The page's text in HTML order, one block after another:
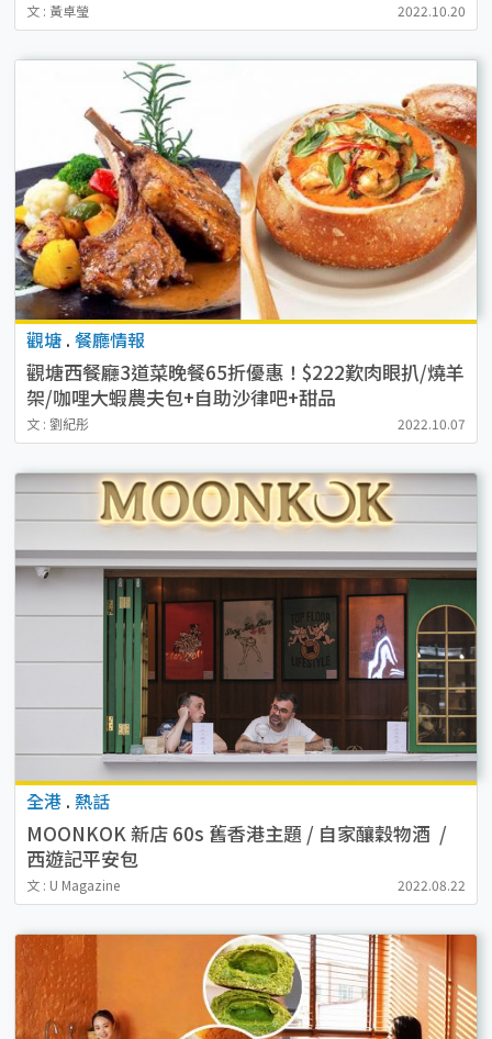
文 : 黃卓瑩 2022.10.20
觀塘 . 餐廳情報
觀塘西餐廳3道菜晚餐65折優惠！$222歎肉眼扒/燒羊
架/咖哩大蝦農夫包+自助沙律吧+甜品
文 : 劉紀彤 2022.10.07
全港 . 熱話
MOONKOK 新店 60s 舊香港主題 / 自家釀穀物酒 /
西遊記平安包
文 : U Magazine 2022.08.22